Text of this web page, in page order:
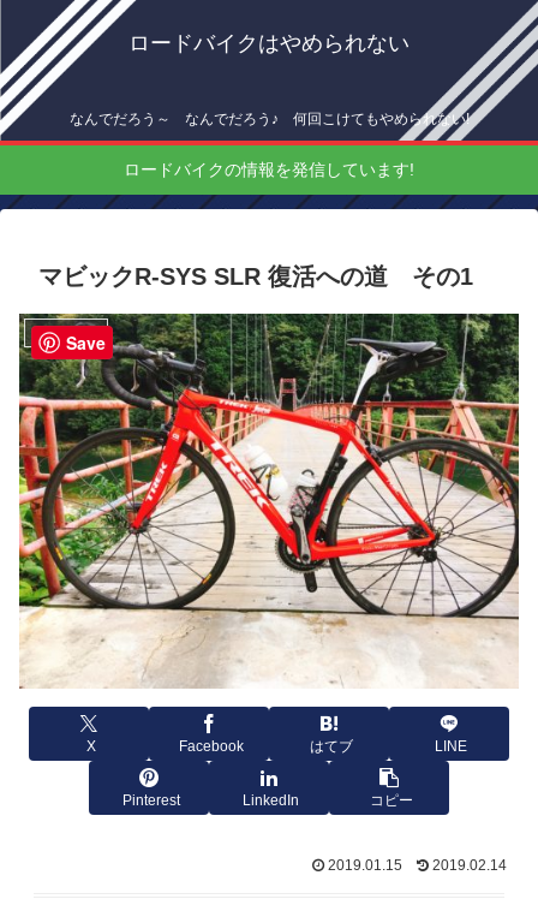
ロードバイクはやめられない
なんでだろう～ なんでだろう♪ 何回こけてもやめられない!
ロードバイクの情報を発信しています!
マビックR-SYS SLR 復活への道 その1
メンテナンス
X Facebook はてブ LINE
Pinterest LinkedIn コピー
2019.01.15 2019.02.14
Save